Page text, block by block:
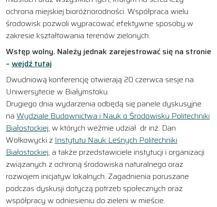
ochrona miejskiej bioróżnorodności. Współpraca wielu
środowisk pozwoli wypracować efektywne sposoby w
zakresie kształtowania terenów zielonych.
Wstęp wolny. Należy jednak zarejestrować się na stronie
– wejdź tutaj
Dwudniową konferencję otwierają 20 czerwca sesje na
Uniwersytecie w Białymstoku.
Drugiego dnia wydarzenia odbędą się panele dyskusyjne
na Wydziale Budownictwa i Nauk o Środowisku Politechniki
Białostockiej, w których weźmie udział dr inż. Dan
Wołkowycki z Instytutu Nauk Leśnych Politechniki
Białostockiej, a także przedstawiciele instytucji i organizacji
związanych z ochroną środowiska naturalnego oraz
rozwojem inicjatyw lokalnych. Zagadnienia poruszane
podczas dyskusji dotyczą potrzeb społecznych oraz
współpracy w odniesieniu do zieleni w mieście.